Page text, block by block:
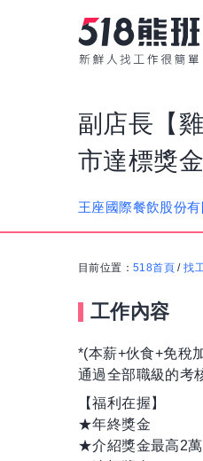
副店長【
市達標獎金
王座國際餐飲股份有
目前位置： 518首頁 /找
工作內容
*(本薪+伙食+免稅
通過全部職級的考
【福利在握】
★年終獎金
★介紹獎金最高2